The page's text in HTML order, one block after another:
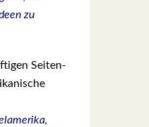
zu
Sei­ten­